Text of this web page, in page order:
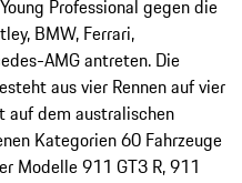
Professional gegen die
BMW, Ferrari,
AMG antreten. Die
aus vier Rennen auf vier
auf dem australischen
Kategorien 60 Fahrzeuge
Modelle 911 GT3 R, 911